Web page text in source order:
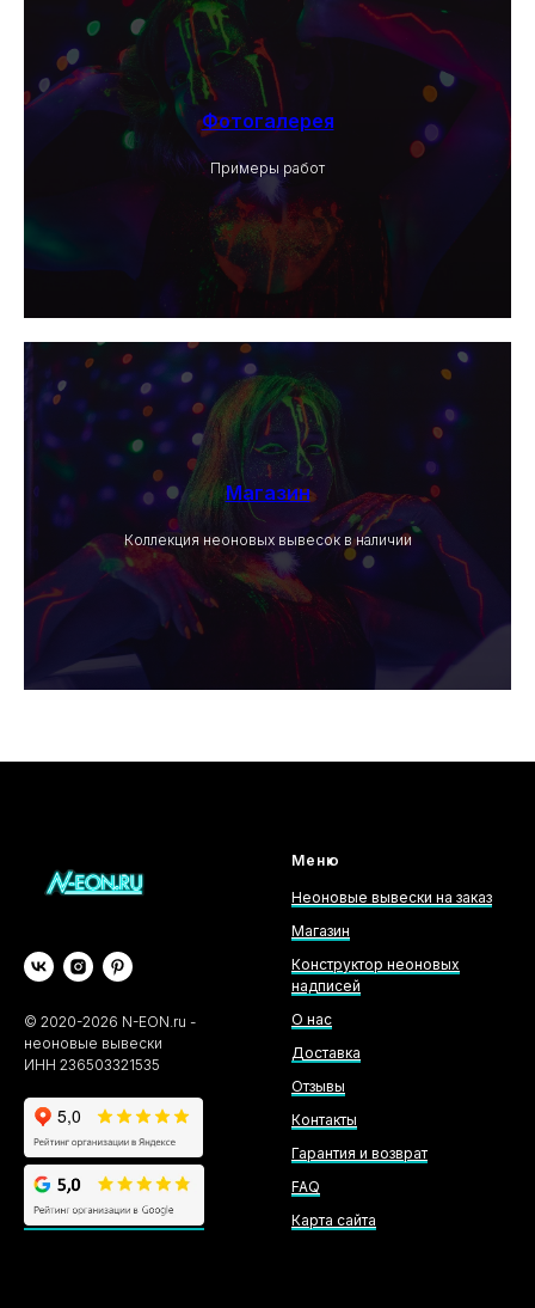
Фотогалерея
Примеры работ
Магазин
Коллекция неоновых вывесок в наличии
© 2020-2026 N-EON.ru -
неоновые вывески
ИНН 236503321535
Меню
Неоновые вывески на заказ
Магазин
Конструктор неоновых
надписей
О нас
Доставка
Отзывы
Контакты
Гарантия и возврат
FAQ
Карта сайта